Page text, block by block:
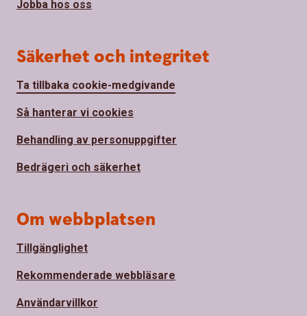
Jobba hos oss
Säkerhet och integritet
Ta tillbaka cookie-medgivande
Så hanterar vi cookies
Behandling av personuppgifter
Bedrägeri och säkerhet
Om webbplatsen
Tillgänglighet
Rekommenderade webbläsare
Användarvillkor